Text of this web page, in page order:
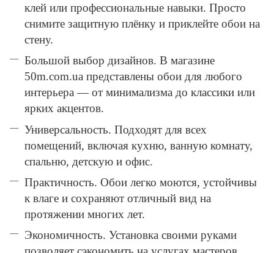
клей или профессиональные навыки. Просто
снимите защитную плёнку и приклейте обои на
стену.
Большой выбор дизайнов. В магазине
50m.com.ua представлены обои для любого
интерьера — от минимализма до классики или
ярких акцентов.
Универсальность. Подходят для всех
помещений, включая кухню, ванную комнату,
спальню, детскую и офис.
Практичность. Обои легко моются, устойчивы
к влаге и сохраняют отличный вид на
протяжении многих лет.
Экономичность. Установка своими руками